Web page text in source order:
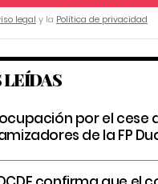
legal y la Política de privacidad
LEÍDAS
por el cese
de la FP